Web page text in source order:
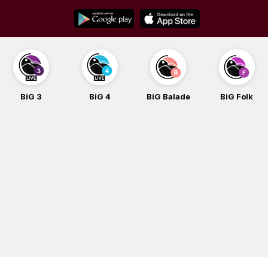
content
BiG 3 BiG 4 BiG Balade BiG Folk